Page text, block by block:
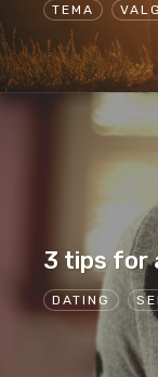
TEMA VALG
DATING
3 tips for